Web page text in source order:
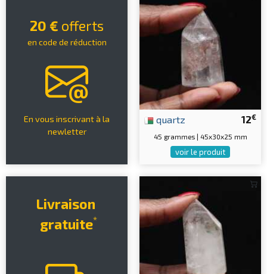
20 € offerts
en code de réduction
En vous inscrivant à la
newletter
12€
quartz
45 grammes | 45x30x25 mm
voir le produit
Livraison
gratuite*